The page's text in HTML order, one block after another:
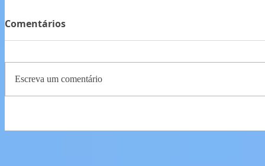
Comentários
Escreva um comentário